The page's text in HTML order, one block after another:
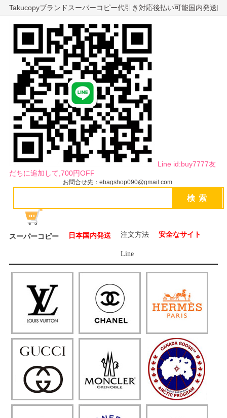
Takucopyブランドスーパーコピー代引き対応後払い可能国内発送
Line id:buy7777友
だちに追加して,700円OFF
お問合せ先：ebagshop090@gmail.com
スーパーコピー 日本国内発送 注文方法 安全なサイト
Line